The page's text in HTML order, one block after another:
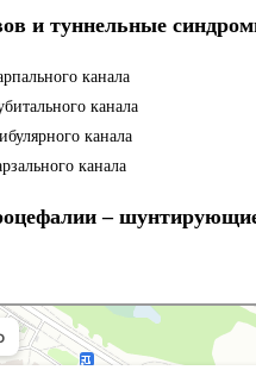
и туннельные
канала
канала
канала
канала
–
центр
Москве
в Москве